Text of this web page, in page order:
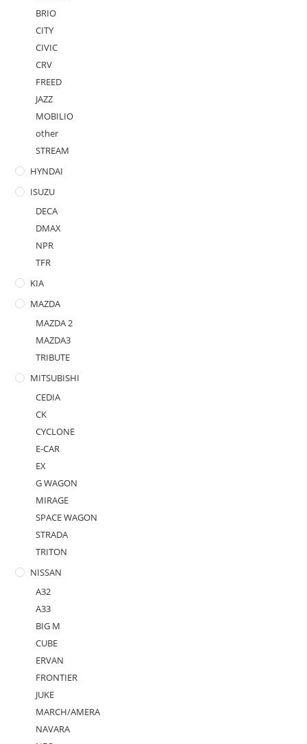
BRIO
CITY
CIVIC
CRV
FREED
JAZZ
MOBILIO
other
STREAM
HYNDAI
ISUZU
DECA
DMAX
NPR
TFR
KIA
MAZDA
MAZDA 2
MAZDA3
TRIBUTE
MITSUBISHI
CEDIA
CK
CYCLONE
E-CAR
EX
G WAGON
MIRAGE
SPACE WAGON
STRADA
TRITON
NISSAN
A32
A33
BIG M
CUBE
ERVAN
FRONTIER
JUKE
MARCH/AMERA
NAVARA